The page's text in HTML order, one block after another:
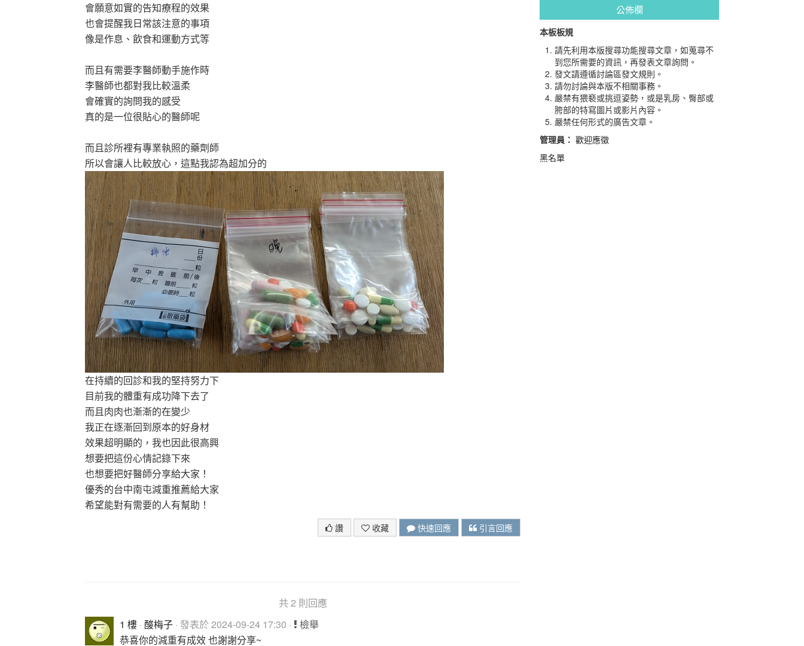
會願意如實的告知療程的效果
也會提醒我日常該注意的事項
像是作息、飲食和運動方式等
而且有需要李醫師動手施作時
李醫師也都對我比較溫柔
會確實的詢問我的感受
真的是一位很貼心的醫師呢
而且診所裡有專業執照的藥劑師
所以會讓人比較放心，這點我認為超加分的
在持續的回診和我的堅持努力下
目前我的體重有成功降下去了
而且肉肉也漸漸的在變少
我正在逐漸回到原本的好身材
效果超明顯的，我也因此很高興
想要把這份心情記錄下來
也想要把好醫師分享給大家！
優秀的台中南屯減重推薦給大家
希望能對有需要的人有幫助！
讚 收藏 快速回應 引言回應
共 2 則回應
1 樓 · 酸梅子 · 發表於 2024-09-24 17:30 ·
檢舉
恭喜你的減重有成效 也謝謝分享~
公佈欄
本板板規
請先利用本版搜尋功能搜尋文章，如蒐尋不
到您所需要的資訊，再發表文章詢問。
發文請遵循討論區發文規則。
請勿討論與本版不相關事務。
嚴禁有猥褻或挑逗姿勢，或是乳房、臀部或
胯部的特寫圖片或影片內容。
嚴禁任何形式的廣告文章。
管理員： 歡迎應徵
黑名單